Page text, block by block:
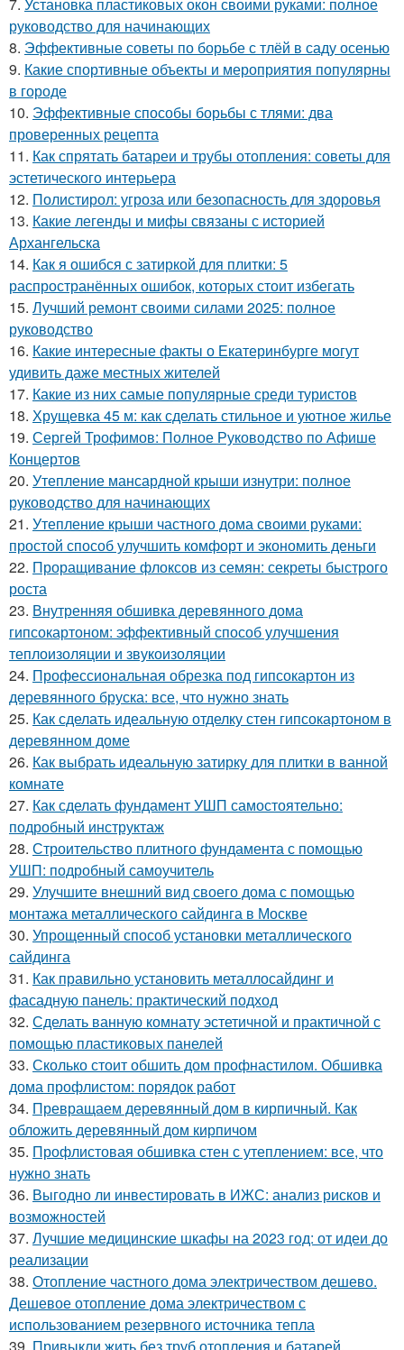
руководство для начинающих
8. Эффективные советы по борьбе с тлёй в саду осенью
9. Какие спортивные объекты и мероприятия популярны
в городе
10. Эффективные способы борьбы с тлями: два
проверенных рецепта
11. Как спрятать батареи и трубы отопления: советы для
эстетического интерьера
12. Полистирол: угроза или безопасность для здоровья
13. Какие легенды и мифы связаны с историей
Архангельска
14. Как я ошибся с затиркой для плитки: 5
распространённых ошибок, которых стоит избегать
15. Лучший ремонт своими силами 2025: полное
руководство
16. Какие интересные факты о Екатеринбурге могут
удивить даже местных жителей
17. Какие из них самые популярные среди туристов
18. Хрущевка 45 м: как сделать стильное и уютное жилье
19. Сергей Трофимов: Полное Руководство по Афише
Концертов
20. Утепление мансардной крыши изнутри: полное
руководство для начинающих
21. Утепление крыши частного дома своими руками:
простой способ улучшить комфорт и экономить деньги
22. Проращивание флоксов из семян: секреты быстрого
роста
23. Внутренняя обшивка деревянного дома
гипсокартоном: эффективный способ улучшения
теплоизоляции и звукоизоляции
24. Профессиональная обрезка под гипсокартон из
деревянного бруска: все, что нужно знать
25. Как сделать идеальную отделку стен гипсокартоном в
деревянном доме
26. Как выбрать идеальную затирку для плитки в ванной
комнате
27. Как сделать фундамент УШП самостоятельно:
подробный инструктаж
28. Строительство плитного фундамента с помощью
УШП: подробный самоучитель
29. Улучшите внешний вид своего дома с помощью
монтажа металлического сайдинга в Москве
30. Упрощенный способ установки металлического
сайдинга
31. Как правильно установить металлосайдинг и
фасадную панель: практический подход
32. Сделать ванную комнату эстетичной и практичной с
помощью пластиковых панелей
33. Сколько стоит обшить дом профнастилом. Обшивка
дома профлистом: порядок работ
34. Превращаем деревянный дом в кирпичный. Как
обложить деревянный дом кирпичом
35. Профлистовая обшивка стен с утеплением: все, что
нужно знать
36. Выгодно ли инвестировать в ИЖС: анализ рисков и
возможностей
37. Лучшие медицинские шкафы на 2023 год: от идеи до
реализации
38. Отопление частного дома электричеством дешево.
Дешевое отопление дома электричеством с
использованием резервного источника тепла